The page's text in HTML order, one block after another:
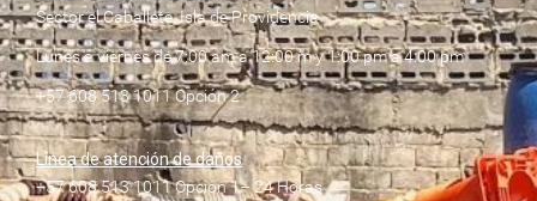
Sector el Caballete, Isla de Providencia
Lunes a viernes de 7:00 am a 12:00 m y 1:00 pm a 4:00 pm
+57 608 513 1011 Opción 2
Línea de atención de daños
+57 608 513 1011 Opción 1– 24 Horas